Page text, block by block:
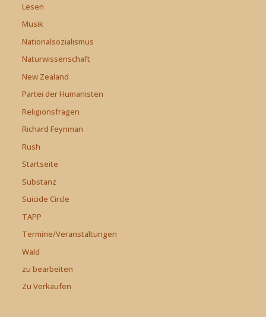
Lesen
Musik
Nationalsozialismus
Naturwissenschaft
New Zealand
Partei der Humanisten
Religionsfragen
Richard Feynman
Rush
Startseite
Substanz
Suicide Circle
TAPP
Termine/Veranstaltungen
Wald
zu bearbeiten
Zu Verkaufen